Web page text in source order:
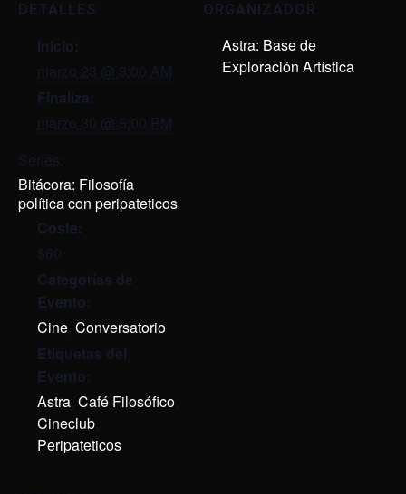
DETALLES
Inicio:
marzo 23 @ 8:00 AM
Finaliza:
marzo 30 @ 5:00 PM
Series:
Bitácora: Filosofía
política con peripateticos
Coste:
$60
Categorías de
Evento:
Cine, Conversatorio
Etiquetas del
Evento:
Astra, Café Filosófico,
Cineclub,
Peripateticos
ORGANIZADOR
Astra: Base de
Exploración Artística